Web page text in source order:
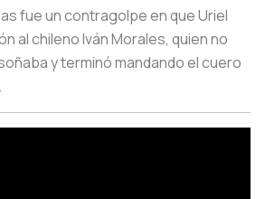
fue un contragolpe en que Uriel
al chileno Iván Morales, quien no
y terminó mandando el cuero